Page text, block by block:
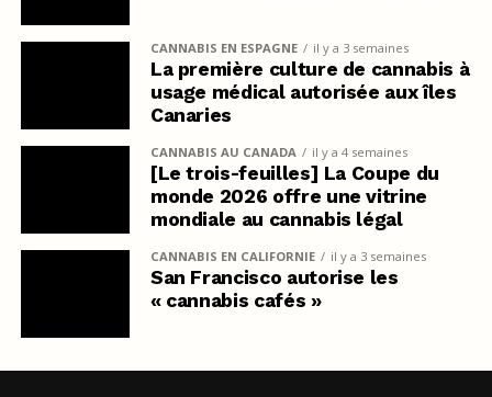
CANNABIS EN ESPAGNE il y a 3 semaines
La première culture de cannabis à
usage médical autorisée aux îles
Canaries
CANNABIS AU CANADA il y a 4 semaines
[Le trois-feuilles] La Coupe du
monde 2026 offre une vitrine
mondiale au cannabis légal
CANNABIS EN CALIFORNIE il y a 3 semaines
San Francisco autorise les
« cannabis cafés »